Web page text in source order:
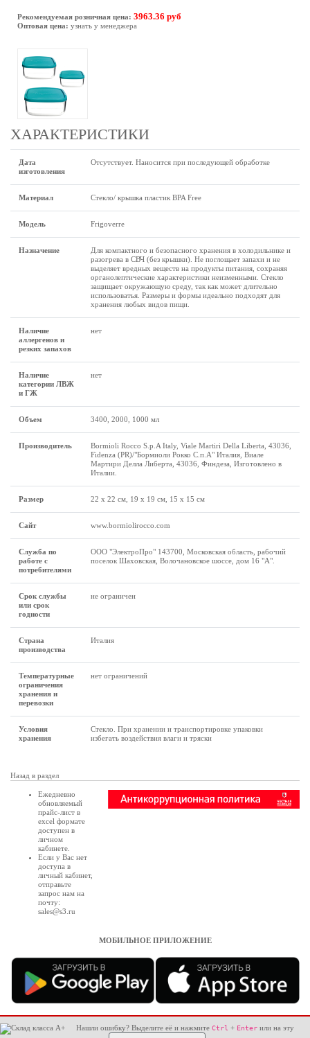
Рекомендуемая розничная цена: 3963.36 руб
Оптовая цена: узнать у менеджера
ХАРАКТЕРИСТИКИ
Дата
изготовления
Отсутствует. Наносится при последующей обработке
Материал Стекло/ крышка пластик BPA Free
Модель Frigoverre
Назначение
Для компактного и безопасного хранения в холодильнике и
разогрева в СВЧ (без крышки). Не поглощает запахи и не
выделяет вредных веществ на продукты питания, сохраняя
органолептические характеристики неизменными. Стекло
защищает окружающую среду, так как может длительно
использоватья. Размеры и формы идеально подходят для
хранения любых видов пищи.
Наличие
аллергенов и
резких запахов
нет
Наличие
категории ЛВЖ
и ГЖ
нет
Объем 3400, 2000, 1000 мл
Производитель
Bormioli Rocco S.p.A Italy, Viale Martiri Della Liberta, 43036,
Fidenza (PR)/"Бормиоли Рокко С.п.А" Италия, Виале
Мартири Делла Либерта, 43036, Финдеза, Изготовлено в
Италии.
Размер 22 x 22 см, 19 x 19 см, 15 x 15 см
Сайт www.bormiolirocco.com
Служба по
работе с
потребителями
ООО "ЭлектроПро" 143700, Московская область, рабочий
поселок Шаховская, Волочановское шоссе, дом 16 "А".
Срок службы
или срок
годности
не ограничен
Страна
производства
Италия
Температурные
ограничения
хранения и
перевозки
нет ограничений
Условия
хранения
Стекло. При хранении и транспортировке упаковки
избегать воздействия влаги и тряски
Назад в раздел
Ежедневно
обновляемый
прайс-лист в
excel формате
доступен в
личном
кабинете
Если у Вас нет
доступа в
личный кабинет,
отправьте
запрос нам на
почту:
sales@s3.ru
МОБИЛЬНОЕ ПРИЛОЖЕНИЕ
Нашли ошибку? Выделите её и нажмите Ctrl + Enter или на эту